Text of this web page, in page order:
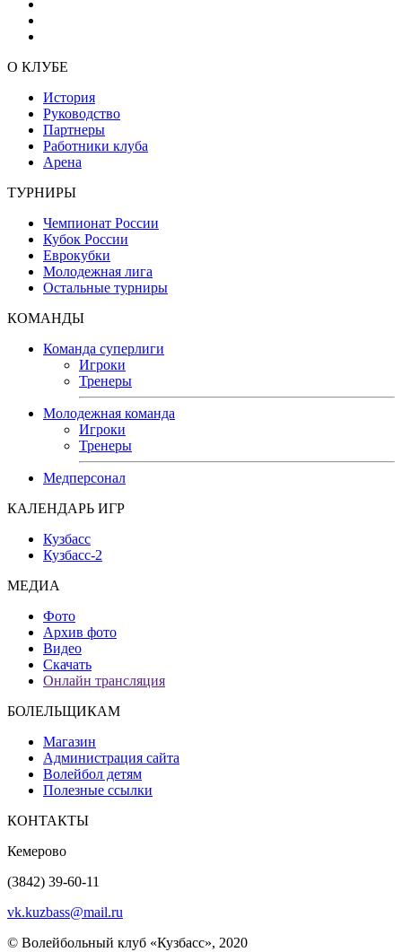
О КЛУБЕ
История
Руководство
Партнеры
Работники клуба
Арена
ТУРНИРЫ
Чемпионат России
Кубок России
Еврокубки
Молодежная лига
Остальные турниры
КОМАНДЫ
Команда суперлиги
Игроки
Тренеры
Молодежная команда
Игроки
Тренеры
Медперсонал
КАЛЕНДАРЬ ИГР
Кузбасс
Кузбасс-2
МЕДИА
Фото
Архив фото
Видео
Скачать
Онлайн трансляция
БОЛЕЛЬЩИКАМ
Магазин
Администрация сайта
Волейбол детям
Полезные ссылки
КОНТАКТЫ
Кемерово
(3842) 39-60-11
vk.kuzbass@mail.ru
© Волейбольный клуб «Кузбасс», 2020